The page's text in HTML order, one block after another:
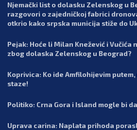
Njemački list o dolasku Zelenskog u
razgovori o zajedničkoj fabrici
otkrio kako srpska municija stiže do
Pejak: Hoće li Milan Knežević i Vučića
zbog dolaska Zelenskog u Beograd?
Koprivica: Ko ide Amfilohijevim
staze!
Politiko: Crna Gora i Island mogle bi
Uprava carina: Naplata prihoda